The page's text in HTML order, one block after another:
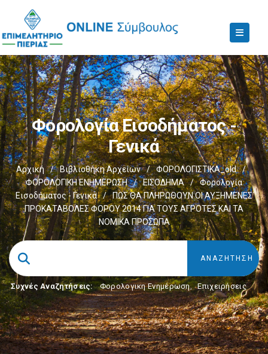
Φορολογία Εισοδήματος -
Γενικά
Αρχική / Βιβλιοθήκη Αρχείων / ΦΟΡΟΛΟΓΙΣΤΙΚΑ_old
/
ΦΟΡΟΛΟΓΙΚΗ ΕΝΗΜΕΡΩΣΗ
/ ΕΙΣΟΔΗΜΑ /
Φορολογία
Εισοδήματος - Γενικά
/
ΠΩΣ ΘΑ ΠΛΗΡΩΘΟΥΝ ΟΙ ΑΥΞΗΜΕΝΕΣ
ΠΡΟΚΑΤΑΒΟΛΕΣ ΦΟΡΟΥ 2014 ΓΙΑ ΤΟΥΣ ΑΓΡΟΤΕΣ ΚΑΙ ΤΑ
ΝΟΜΙΚΑ ΠΡΟΣΩΠΑ
Συχνές Αναζητήσεις: Φορολογικη Ενημέρωση, Επιχειρήσεις